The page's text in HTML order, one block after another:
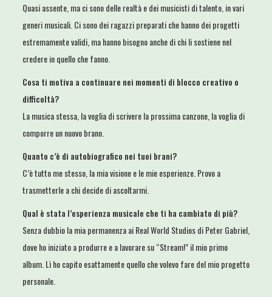
Quasi assente, ma ci sono delle realtà e dei musicisti di talento, in vari
generi musicali. Ci sono dei ragazzi preparati che hanno dei progetti
estremamente validi, ma hanno bisogno anche di chi li sostiene nel
credere in quello che fanno.
Cosa ti motiva a continuare nei momenti di blocco creativo o
difficoltà?
La musica stessa, la voglia di scrivere la prossima canzone, la voglia di
comporre un nuovo brano.
Quanto c’è di autobiografico nei tuoi brani?
C’è tutto me stesso, la mia visione e le mie esperienze. Provo a
trasmetterle a chi decide di ascoltarmi.
Qual è stata l’esperienza musicale che ti ha cambiato di più?
Senza dubbio la mia permanenza ai Real World Studios di Peter Gabriel,
dove ho iniziato a produrre e a lavorare su “Stream!” il mio primo
album. Lì ho capito esattamente quello che volevo fare del mio progetto
personale.